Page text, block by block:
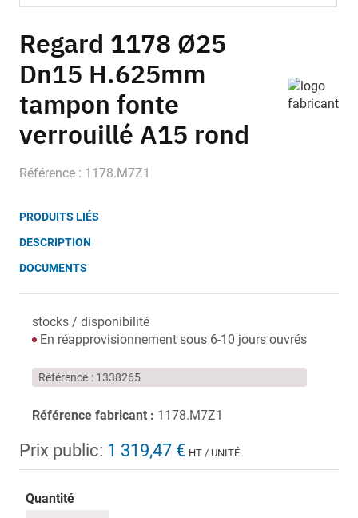
to
the
beginning
of
the
gallery
Regard 1178 Ø25
Dn15 H.625mm
tampon fonte
verrouillé A15 rond
Référence : 1178.M7Z1
PRODUITS LIÉS
DESCRIPTION
DOCUMENTS
stocks / disponibilité
En réapprovisionnement sous 6-10 jours ouvrés
Référence 1338265
Référence fabricant : 1178.M7Z1
Prix public: 1 319,47 € HT / UNITÉ
Quantité